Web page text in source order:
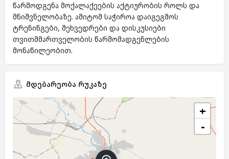
წარმოდგენა მოქალაქეების აქტიურობის როლს და
მნიშვნელობაზე. ამიტომ საჭიროა დაიგეგმოს
ტრენინგები, შეხვედრები და დისკუსიები
თვითმმართველობის წარმომადგენლების
მონაწილეობით.
მდებარეობა რუკაზე
+
−